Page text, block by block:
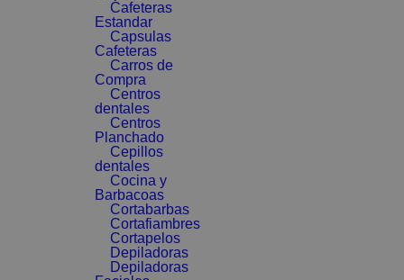
Cafeteras
Estandar
Capsulas
Cafeteras
Carros de
Compra
Centros
dentales
Centros
Planchado
Cepillos
dentales
Cocina y
Barbacoas
Cortabarbas
Cortafiambres
Cortapelos
Depiladoras
Depiladoras